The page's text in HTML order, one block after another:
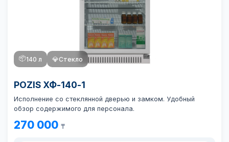
📦140 л 💎Стекло
POZIS ХФ-140-1
Исполнение со стеклянной дверью и замком. Удобный
обзор содержимого для персонала.
270 000 ₸